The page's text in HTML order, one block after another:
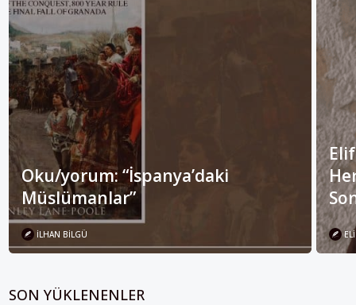
Oku/yorum: “İspanya’daki
Müslümanlar”
İLHAN BILGÜ
SON YÜKLENENLER